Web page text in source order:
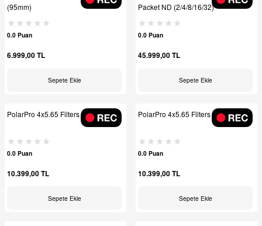
(95mm)
0.0 Puan
6.999,00 TL
Sepete Ekle
Packet ND (2/4/8/16/32)
0.0 Puan
45.999,00 TL
Sepete Ekle
PolarPro 4x5.65 Filters - ( ND32 )
0.0 Puan
10.399,00 TL
Sepete Ekle
PolarPro 4x5.65 Filters - ( ND16 )
0.0 Puan
10.399,00 TL
Sepete Ekle